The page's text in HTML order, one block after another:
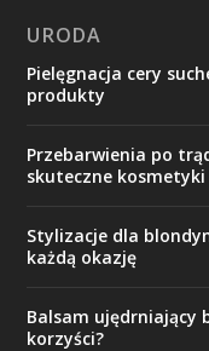
URODA
Pielęgnacja cery
produkty
Przebarwienia po
skuteczne kosmetyki
Stylizacje dla
każdą okazję
Balsam ujędrniający
korzyści?